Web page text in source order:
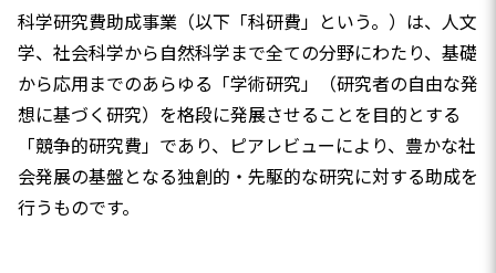
科学研究費助成事業（以下「科研費」という。）は、人文
学、社会科学から自然科学まで全ての分野にわたり、基礎
から応用までのあらゆる「学術研究」（研究者の自由な発
想に基づく研究）を格段に発展させることを目的とする
「競争的研究費」であり、ピアレビューにより、豊かな社
会発展の基盤となる独創的・先駆的な研究に対する助成を
行うものです。